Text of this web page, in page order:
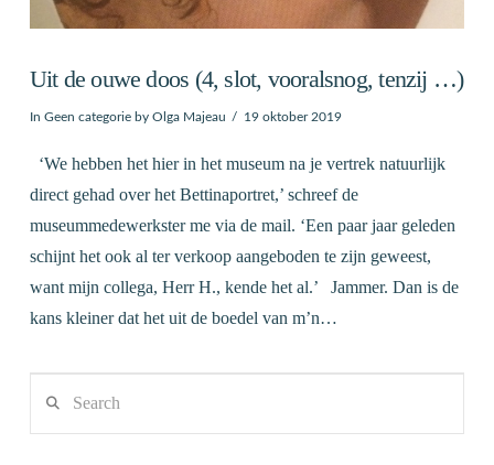
Uit de ouwe doos (4, slot, vooralsnog, tenzij …)
In Geen categorieby Olga Majeau 19 oktober 2019
‘We hebben het hier in het museum na je vertrek natuurlijk
direct gehad over het Bettinaportret,’ schreef de
museummedewerkster me via de mail. ‘Een paar jaar geleden
schijnt het ook al ter verkoop aangeboden te zijn geweest,
want mijn collega, Herr H., kende het al.’ Jammer. Dan is de
kans kleiner dat het uit de boedel van m’n…